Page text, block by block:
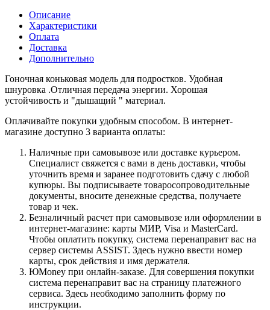
Описание
Характеристики
Оплата
Доставка
Дополнительно
Гоночная коньковая модель для подростков. Удобная
шнуровка .Отличная передача энергии. Хорошая
устойчивость и "дышащий " материал.
Оплачивайте покупки удобным способом. В интернет-
магазине доступно 3 варианта оплаты:
Наличные при самовывозе или доставке курьером.
Специалист свяжется с вами в день доставки, чтобы
уточнить время и заранее подготовить сдачу с любой
купюры. Вы подписываете товаросопроводительные
документы, вносите денежные средства, получаете
товар и чек.
Безналичный расчет при самовывозе или оформлении в
интернет-магазине: карты МИР, Visa и MasterCard.
Чтобы оплатить покупку, система перенаправит вас на
сервер системы ASSIST. Здесь нужно ввести номер
карты, срок действия и имя держателя.
ЮMoney при онлайн-заказе. Для совершения покупки
система перенаправит вас на страницу платежного
сервиса. Здесь необходимо заполнить форму по
инструкции.